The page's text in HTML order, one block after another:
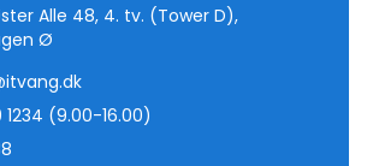
Alle 48, 4. tv. (Tower D),
Ø
(9.00-16.00)